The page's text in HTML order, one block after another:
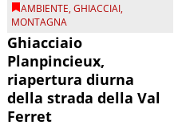
AMBIENTE,GHIACCIAI,
MONTAGNA
Ghiacciaio
Planpincieux,
riapertura diurna
della strada della Val
Ferret